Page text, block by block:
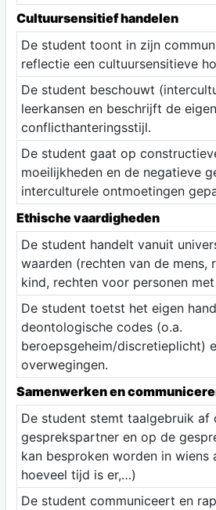
Cultuursensitief handelen
De student toont in zijn
reflectie een cultuursensitieve
De student beschouwt
leerkansen en beschrijft de eigen
conflicthanteringsstijl.
De student gaat op
moeilijkheden en de negatieve
interculturele ontmoetingen
Ethische vaardigheden
De student handelt vanuit
waarden (rechten van de mens,
kind, rechten voor personen
De student toetst het eigen
deontologische codes (o.a.
beroepsgeheim/discretieplicht)
overwegingen.
Samenwerken en
De student stemt taalgebruik af
gesprekspartner en op de
kan besproken worden in wiens
hoeveel tijd is er,…)
De student communiceert en